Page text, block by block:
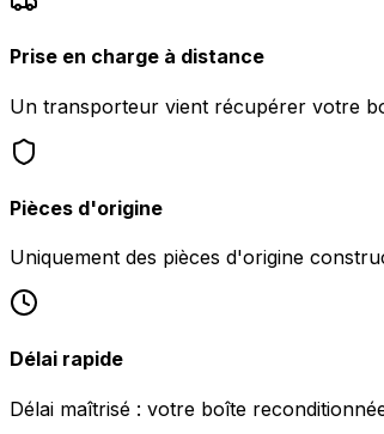
Prise en charge à distance
Un transporteur vient récupérer votre
Pièces d'origine
Uniquement des pièces d'origine
Délai rapide
Délai maîtrisé : votre boîte